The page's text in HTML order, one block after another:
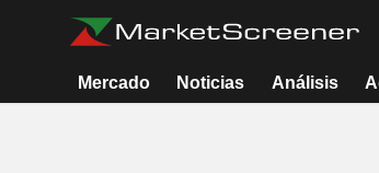
Mercado Noticias Análisis